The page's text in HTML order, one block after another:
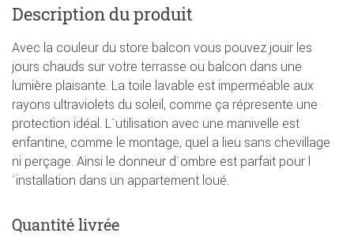
Description du produit
Avec la couleur du store balcon vous pouvez jouir les
jours chauds sur votre terrasse ou balcon dans une
lumière plaisante. La toile lavable est imperméable aux
rayons ultraviolets du soleil, comme ça répresente une
protection idéal. L´utilisation avec une manivelle est
enfantine, comme le montage, quel a lieu sans chevillage
ni perçage. Ainsi le donneur d´ombre est parfait pour l
´installation dans un appartement loué.
Quantité livrée